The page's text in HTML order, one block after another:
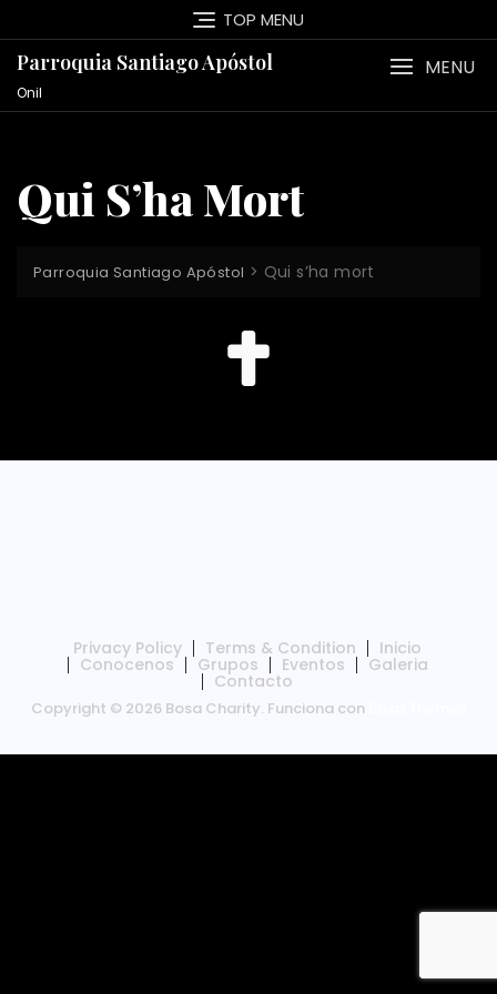
TOP MENU
Parroquia Santiago Apóstol
Onil
MENU
Qui S’ha Mort
Parroquia Santiago Apóstol > Qui s’ha mort
Privacy Policy Terms & Condition Inicio
Conocenos Grupos Eventos Galeria
Contacto
Copyright © 2026 Bosa Charity. Funciona con